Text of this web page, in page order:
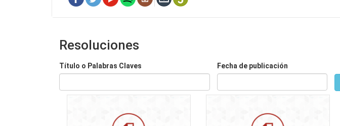
Resoluciones
Título o Palabras Claves Fecha de publicación
Fecha
Fecha
publicación